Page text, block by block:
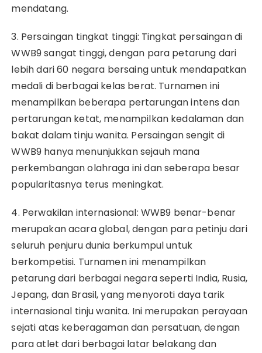
mendatang.
3. Persaingan tingkat tinggi: Tingkat persaingan di
WWB9 sangat tinggi, dengan para petarung dari
lebih dari 60 negara bersaing untuk mendapatkan
medali di berbagai kelas berat. Turnamen ini
menampilkan beberapa pertarungan intens dan
pertarungan ketat, menampilkan kedalaman dan
bakat dalam tinju wanita. Persaingan sengit di
WWB9 hanya menunjukkan sejauh mana
perkembangan olahraga ini dan seberapa besar
popularitasnya terus meningkat.
4. Perwakilan internasional: WWB9 benar-benar
merupakan acara global, dengan para petinju dari
seluruh penjuru dunia berkumpul untuk
berkompetisi. Turnamen ini menampilkan
petarung dari berbagai negara seperti India, Rusia,
Jepang, dan Brasil, yang menyoroti daya tarik
internasional tinju wanita. Ini merupakan perayaan
sejati atas keberagaman dan persatuan, dengan
para atlet dari berbagai latar belakang dan